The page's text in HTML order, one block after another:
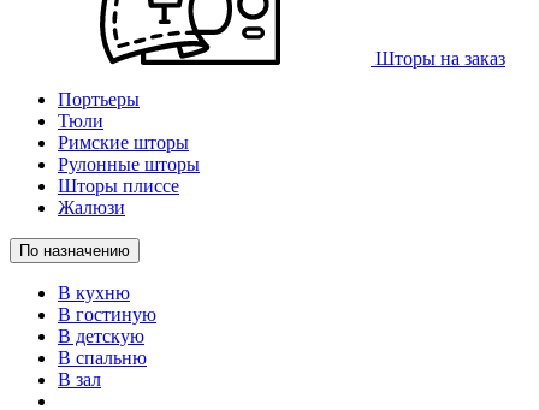
Шторы на заказ
Портьеры
Тюли
Римские шторы
Рулонные шторы
Шторы плиссе
Жалюзи
По назначению
В кухню
В гостиную
В детскую
В спальню
В зал